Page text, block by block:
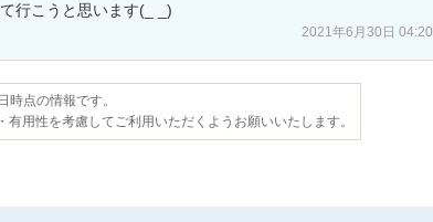
行こうと思います(_ _)
2021年6月30日 04:20
時点の情報です。
有用性を考慮してご利用いただくようお願いいたします。